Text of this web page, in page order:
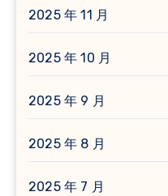
2025 年 11 月
2025 年 10 月
2025 年 9 月
2025 年 8 月
2025 年 7 月